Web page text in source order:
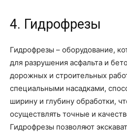
4. Гидрофрезы
Гидрофрезы – оборудование,
для разрушения асфальта и
дорожных и строительных
специальными насадками,
ширину и глубину обработки,
осуществлять точные и
Гидрофрезы позволяют